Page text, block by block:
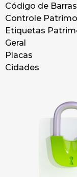
Código de Barras
Controle
Etiquetas
Geral
Placas
Cidades